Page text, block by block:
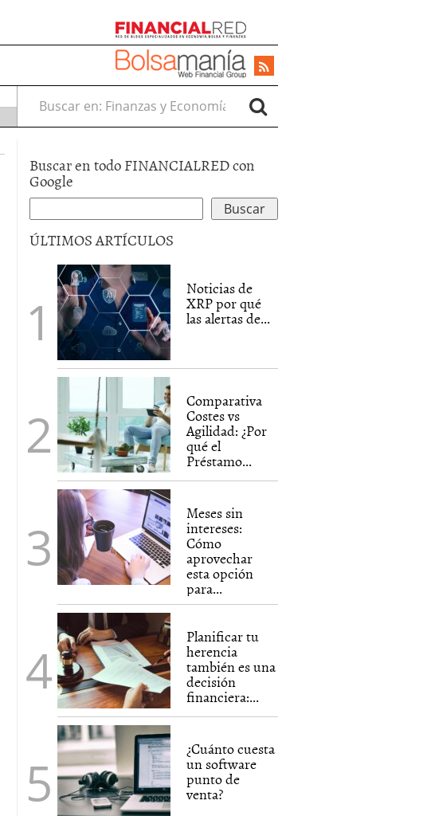
Buscar en:
Buscar en todo FINANCIALRED con
Google
ÚLTIMOS ARTÍCULOS
Noticias de
XRP por qué
las alertas de...
Comparativa
Costes vs
Agilidad: ¿Por
qué el
Préstamo...
Meses sin
intereses:
Cómo
aprovechar
esta opción
para...
Planificar tu
herencia
también es una
decisión
financiera:...
¿Cuánto cuesta
un software
punto de
venta?